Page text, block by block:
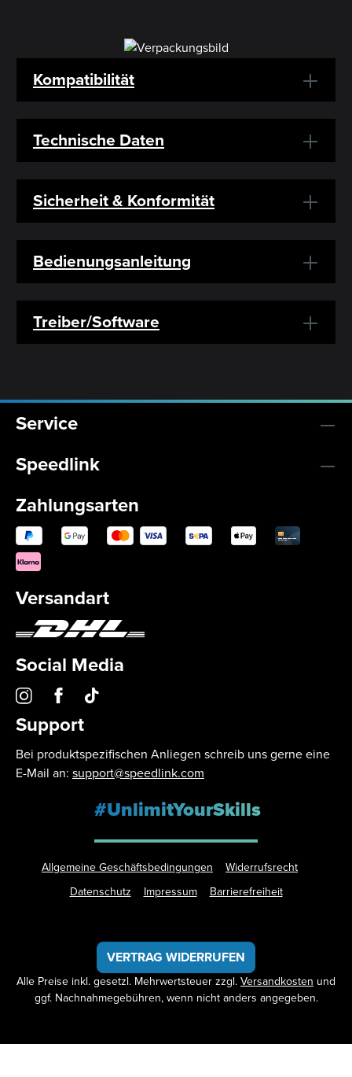
Kompatibilität
Technische Daten
Sicherheit & Konformität
Bedienungsanleitung
Treiber/Software
Service
Speedlink
Zahlungsarten
Versandart
Social Media
Support
Bei produktspezifischen Anliegen schreib uns gerne eine
E-Mail an: support@speedlink.com
#UnlimitYourSkills
Allgemeine Geschäftsbedingungen
Widerrufsrecht
Datenschutz
Impressum Barrierefreiheit
VERTRAG WIDERRUFEN
Alle Preise inkl. gesetzl. Mehrwertsteuer zzgl.Versandkosten und
ggf. Nachnahmegebühren, wenn nicht anders angegeben.